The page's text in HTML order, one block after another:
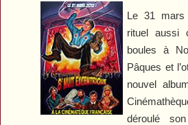
Le 31 mars
rituel aussi
boules à
Pâques et
nouvel
déroulé